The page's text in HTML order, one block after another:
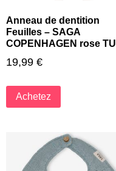
Anneau de dentition
Feuilles – SAGA
COPENHAGEN rose TU
19,99 €
Achetez